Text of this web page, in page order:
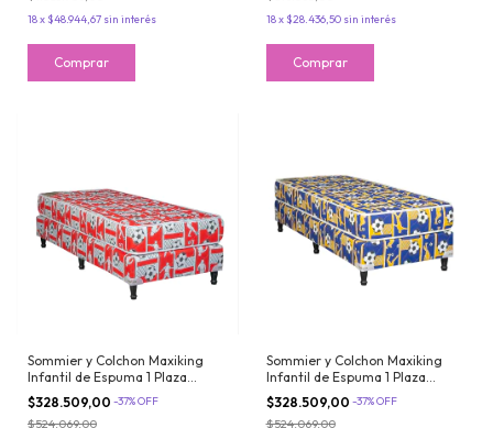
18x $48.944,67 sin interés 18x $28.436,50 sin interés
Sommier y Colchon Maxiking
Infantil de Espuma 1 Plaza
80x190 Tela Acolchada
Matelasseada Futbolero Rojo y
$328.509,00 -37%OFF
$524.069,00
Sommier y Colchon Maxiking
Infantil de Espuma 1 Plaza
80x190 Tela Acolchada
Matelasseada Futbolero Azul y
$328.509,00 -37%OFF
$524.069,00